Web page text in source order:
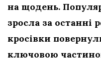
на щодень.
зросла за останні
кросівки
ключовою